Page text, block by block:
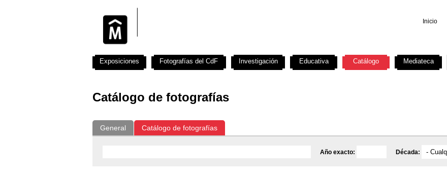
Inicio
Catálogo de fotografías
General Catálogo de fotografías
Año exacto: Década:
Exposiciones Fotografías del CdF Investigación Educativa Catálogo Mediateca